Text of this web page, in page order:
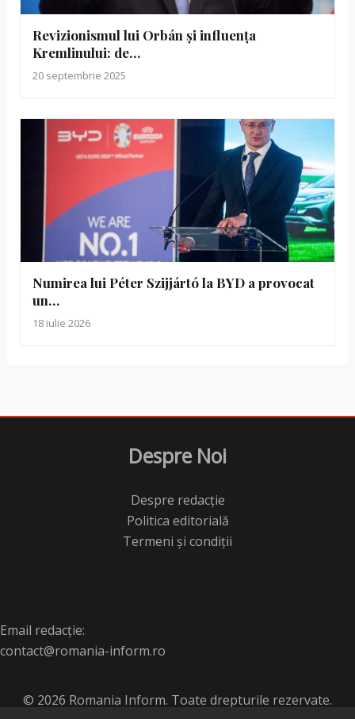
Revizionismul lui Orbán și influența
Kremlinului: de…
20 septembrie 2025
Numirea lui Péter Szijjártó la BYD a provocat
un…
18 iulie 2026
Despre Noi
Despre redacție
Politica editorială
Termeni și condiții
Email redacție:
contact@romania-inform.ro
© 2026 Romania Inform. Toate drepturile rezervate.